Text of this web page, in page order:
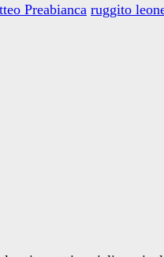
Preabianca ruggito